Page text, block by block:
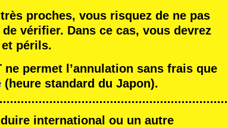
proches, vous risquez de ne pas
vérifier. Dans ce cas, vous devrez
périls.
ne permet l’annulation sans frais que
(heure standard du Japon).
international ou un autre